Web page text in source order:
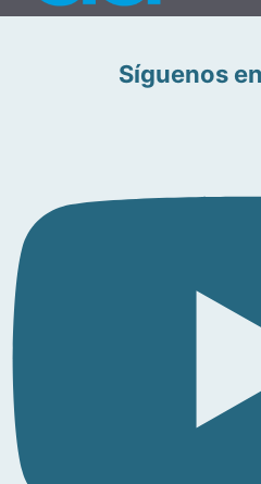
Síguenos